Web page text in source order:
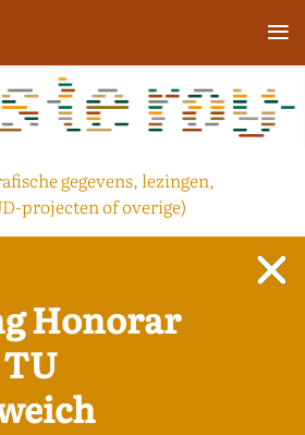
gegevens, lezingen,
projecten of overige)
Honorar
≡